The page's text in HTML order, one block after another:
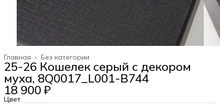
Без категории
Главная ›
25-26 Кошелек серый с декором
муха, 8Q0017_L001-B744
18 900 ₽
Цвет